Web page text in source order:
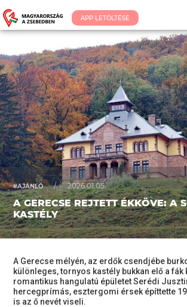
APP LETÖLTÉSE
#AJÁNLÓ / 2026.01.05.
A GERECSE REJTETT ÉKKÖVE: A
KASTÉLY
A Gerecse mélyén, az erdők csendjébe
különleges, tornyos kastély bukkan elő a fák
romantikus hangulatú épületet Serédi
hercegprímás, esztergomi érsek építtette
is az ő nevét viseli.